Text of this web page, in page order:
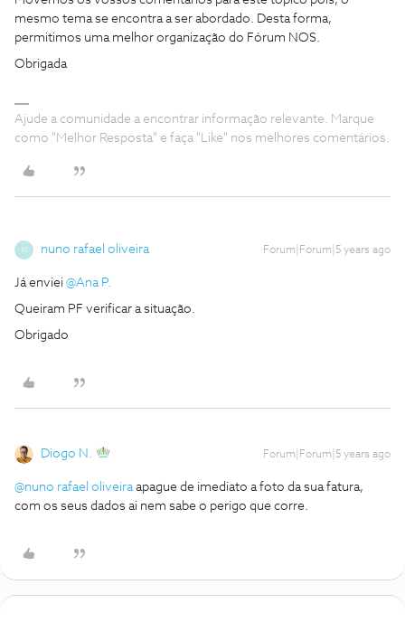
mesmo tema se encontra a ser abordado. Desta forma,
permitimos uma melhor organização do Fórum NOS.
Obrigada
Ajude a comunidade a encontrar informação relevante. Marque
como "Melhor Resposta" e faça "Like" nos melhores comentários.
N nuno rafael oliveira Forum|Forum|5 years ago
Já enviei @Ana P.
Queiram PF verificar a situação.
Obrigado
Diogo N. Forum|Forum|5 years ago
@nuno rafael oliveiraapague de imediato a foto da sua fatura,
com os seus dados ai nem sabe o perigo que corre.